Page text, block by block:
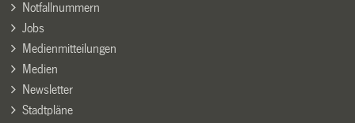
Notfallnummern
Jobs
Medienmitteilungen
Medien
Newsletter
Stadtpläne